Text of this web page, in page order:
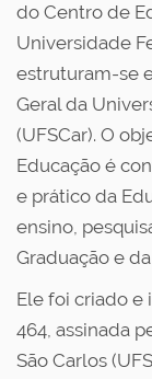
do Centro de
Universidade
estruturam-se
Geral da
(UFSCar). O
Educação é
e prático da
ensino,
Graduação e
Ele foi criado e
464, assinada
São Carlos